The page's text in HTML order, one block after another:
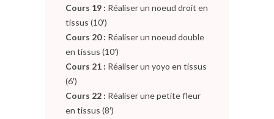
Cours 19 : Réaliser un noeud droit en
tissus (10′)
Cours 20 : Réaliser un noeud double
en tissus (10′)
Cours 21 : Réaliser un yoyo en tissus
(6′)
Cours 22 : Réaliser une petite fleur
en tissus (8′)